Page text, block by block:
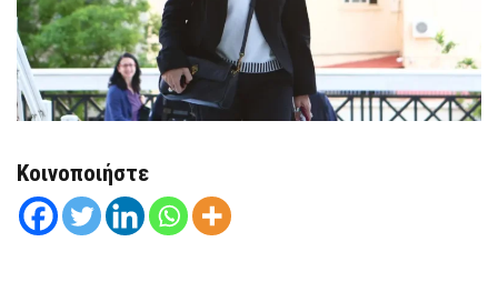
Κοινοποιήστε